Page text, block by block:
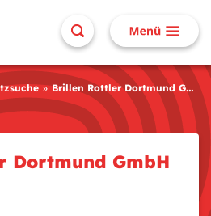
Brillen Rottler Dortmund GmbH
Dortmund GmbH